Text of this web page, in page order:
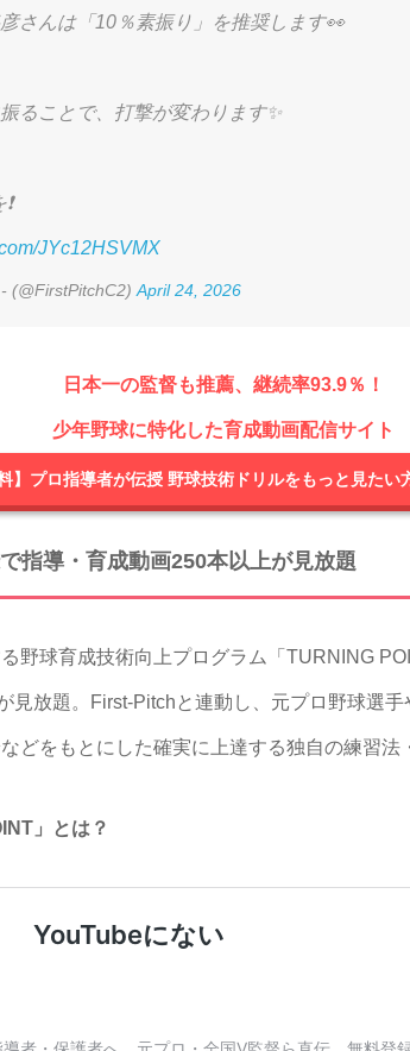
さんは「10％素振り」を推奨します👀
ることで、打撃が変わります✨
JYc12HSVMX
(@FirstPitchC2) April 24, 2026
日本一の監督も推薦、継続率93.9％！
少年野球に特化した育成動画配信サイト
料】プロ指導者が伝授 野球技術ドリルをもっと見たい
指導・育成動画250本以上が見放題
野球育成技術向上プログラム「TURNING
見放題。First-Pitchと連動し、元プロ野球選
どをもとにした確実に上達する独自の練習法
」とは？